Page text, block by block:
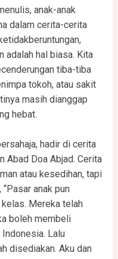
anak-anak
dalam cerita-cerita
adalah hal biasa. Kita
tiba-tiba
tokoh, atau sakit
masih dianggap
hebat.
hadir di cerita
Abad Doa Abjad. Cerita
atau kesedihan, tapi
anak pun
Mereka telah
boleh membeli
Indonesia. Lalu
disediakan. Aku dan